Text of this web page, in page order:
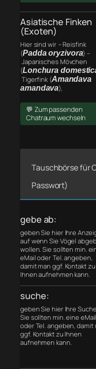
Asiatische Finken
(Exoten)
Hier sind wir – Reisfink
(Padda oryzivora) –
Japanisches Mövchen
(Lonchura
Tigerfink (Amandava
amandava),
💬 Zum passenden
Chatraum wechseln
Tauschbörse für
Passwort)
gebe ab:
geben Sie hier Ihre
auf wenn Sie Vögel
wollen. Sie sollten min.
eMail oder Tel. angeben,
damit man ggf. Kontakt zu
Ihnen aufnehmen kann.
suche:
geben Sie hier Ihre
Sie sollten min. eine eMail
oder Tel. angeben, damit
ggf. Kontakt zu Ihnen
aufnehmen kann.